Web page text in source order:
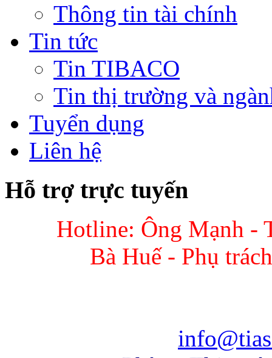
Thông tin tài chính
Tin tức
Tin TIBACO
Tin thị trường và
Tuyển dụng
Liên hệ
Hỗ trợ trực tuyến
Hotline: Ông Mạnh -
Bà Huế - Phụ